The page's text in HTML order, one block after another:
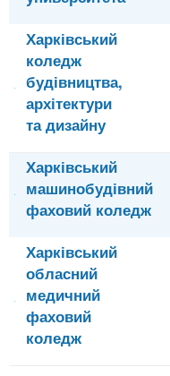
Харківський
коледж
будівництва,
архітектури
та дизайну
Харківський
машинобудівний
фаховий коледж
Харківський
обласний
медичний
фаховий
коледж